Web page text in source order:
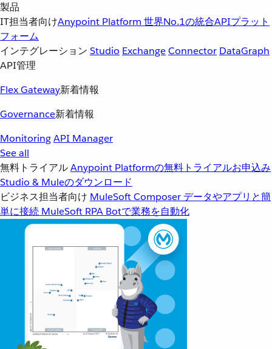
製品
IT担当者向けAnypoint Platform 世界No.1の統合APIプラット
フォーム
インテグレーション Studio ExchangeConnector DataGraph
API管理
Flex Gateway新着情報
Governance新着情報
MonitoringAPI Manager
See all
無料トライアルAnypoint Platformの無料トライアルお申込み
Studio & Muleのダウンロード
ビジネス担当者向け MuleSoft Composer データやアプリと簡
単に接続 MuleSoft RPA Botで業務を自動化